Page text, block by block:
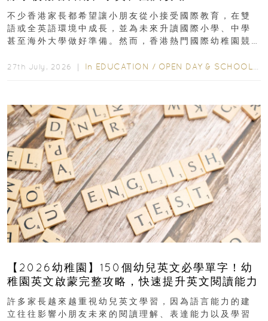
不少香港家長都希望讓小朋友從小接受國際教育，在雙
語或全英語環境中成長，並為未來升讀國際小學、中學
甚至海外大學做好準備。然而，香港熱門國際幼稚園競
27th July, 2026 ｜ In EDUCATION / OPEN DAY & SCHOOL EVENTS
【2026幼稚園】150個幼兒英文必學單字！幼
稚園英文啟蒙完整攻略，快速提升英文閱讀能力
許多家長越來越重視幼兒英文學習，因為語言能力的建
立往往影響小朋友未來的閱讀理解、表達能力以及學習